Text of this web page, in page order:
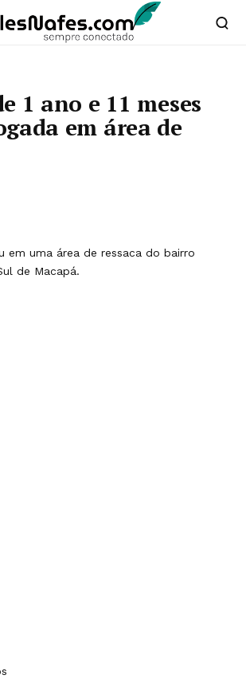
1 ano e 11 meses
em área de
em uma área de ressaca do bairro
de Macapá.